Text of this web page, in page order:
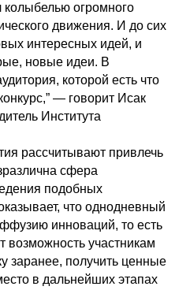
колыбелью огромного
движения. И до сих
интересных идей, и
новые идеи. В
которой есть что
— говорит Исак
Института
рассчитывают привлечь
сфера
подобных
что однодневный
инноваций, то есть
возможность участникам
заранее, получить ценные
в дальнейших этапах